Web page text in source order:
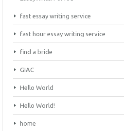
fast essay writing service
fast hour essay writing service
find a bride
GIAC
Hello World
Hello World!
home